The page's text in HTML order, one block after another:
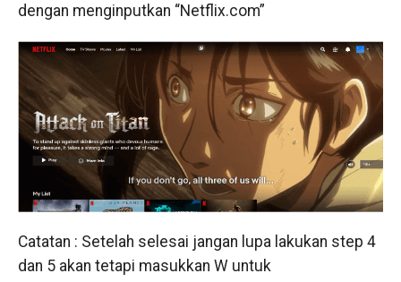
dengan menginputkan “Netflix.com”
Catatan : Setelah selesai jangan lupa lakukan step 4
dan 5 akan tetapi masukkan W untuk